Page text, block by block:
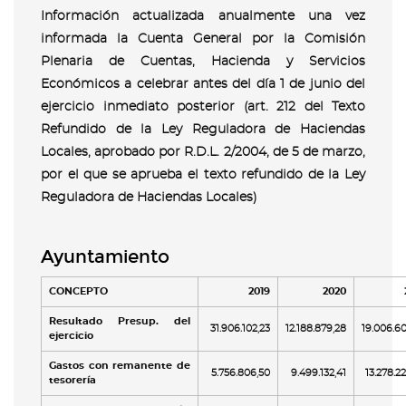
Información actualizada anualmente una vez
informada la Cuenta General por la Comisión
Plenaria de Cuentas, Hacienda y Servicios
Económicos a celebrar antes del día 1 de junio del
ejercicio inmediato posterior (art. 212 del Texto
Refundido de la Ley Reguladora de Haciendas
Locales, aprobado por R.D.L. 2/2004, de 5 de marzo,
por el que se aprueba el texto refundido de la Ley
Reguladora de Haciendas Locales)
Ayuntamiento
CONCEPTO 2019 2020
Resultado Presup. del
ejercicio
31.906.102,23 12.188.879,28
Gastos con remanente de
tesorería
5.756.806,50 9.499.132,41